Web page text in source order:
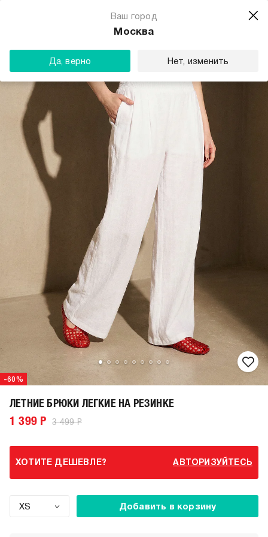
Ваш город
Москва
Да, верно Нет, изменить
-60%
ЛЕТНИЕ БРЮКИ ЛЕГКИЕ НА РЕЗИНКЕ
1 399 Р 3 499 Р
ХОТИТЕ ДЕШЕВЛЕ? АВТОРИЗУЙТЕСЬ
XS Добавить в корзину